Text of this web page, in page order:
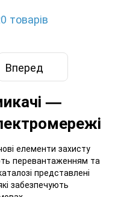
товарів
Вперед
—
елементи захисту
перевантаженням та
представлені
забезпечують